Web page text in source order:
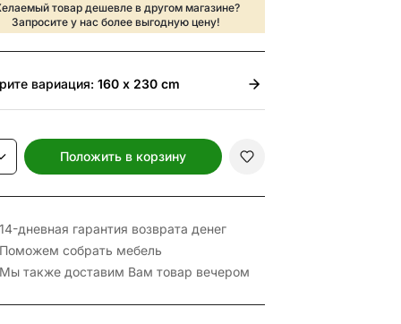
товар дешевле в другом магазине?
Запросите у нас более выгодную цену!
вариация: 160 x 230 cm
Положить в корзину
14-дневная гарантия возврата денег
Поможем собрать мебель
Мы также доставим Вам товар вечером